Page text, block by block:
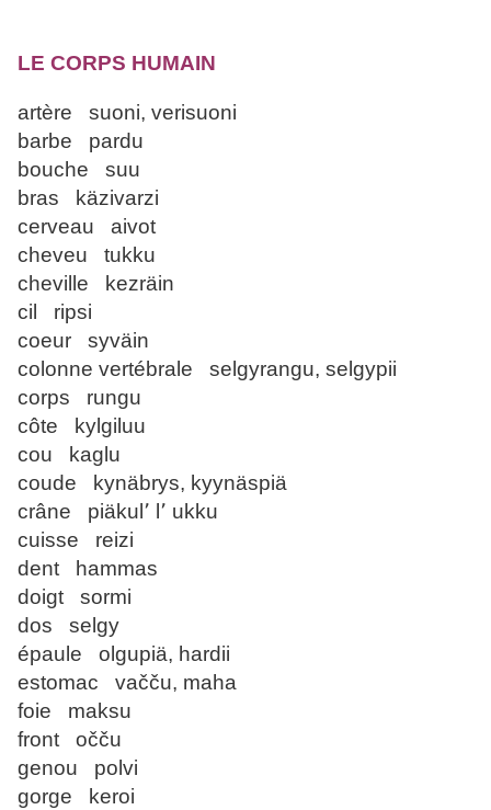
LE CORPS HUMAIN
artère suoni, verisuoni
barbe pardu
bouche suu
bras käzivarzi
cerveau aivot
cheveu tukku
cheville kezräin
cil ripsi
coeur syväin
colonne vertébrale selgyrangu, selgypii
corps rungu
côte kylgiluu
cou kaglu
coude kynäbrys, kyynäspiä
crâne piäkul՚ l՚ ukku
cuisse reizi
dent hammas
doigt sormi
dos selgy
épaule olgupiä, hardii
estomac vačču, maha
foie maksu
front očču
genou polvi
gorge keroi